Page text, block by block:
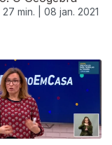
27 min. | 08 jan. 2021